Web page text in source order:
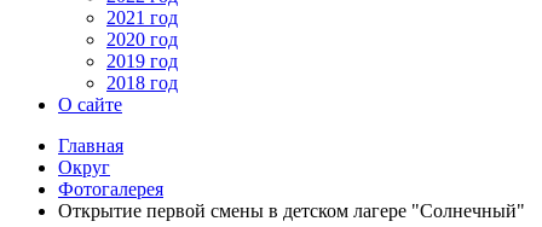
2021 год
2020 год
2019 год
2018 год
О сайте
Главная
Округ
Фотогалерея
Открытие первой смены в детском лагере "Солнечный"